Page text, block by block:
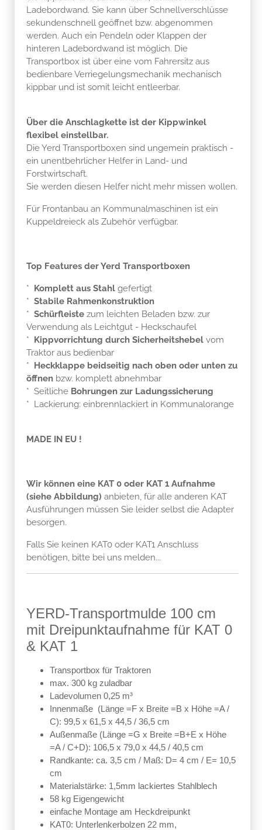
Ladebordwand. Sie kann über Schnellverschlüsse
sekundenschnell geöffnet bzw. abgenommen
werden. Auch ein Pendeln oder Klappen der
hinteren Ladebordwand ist möglich. Die
Transportbox ist über eine vom Fahrersitz aus
bedienbare Verriegelungsmechanik mechanisch
kippbar und ist somit leicht entleerbar.
Über die Anschlagkette ist der Kippwinkel
flexibel einstellbar.
Die Yerd Transportboxen sind ungemein praktisch -
ein unentbehrlicher Helfer in Land- und
Forstwirtschaft.
Sie werden diesen Helfer nicht mehr missen wollen.
Für Frontanbau an Kommunalmaschinen ist ein
Kuppeldreieck als Zubehör verfügbar.
Top Features der Yerd Transportboxen
* Komplett aus Stahl gefertigt
* Stabile Rahmenkonstruktion
* Schürfleiste zum leichten Beladen bzw. zur
Verwendung als Leichtgut - Heckschaufel
* Kippvorrichtung durch Sicherheitshebel vom
Traktor aus bedienbar
* Heckklappe beidseitig nach oben oder unten zu
öffnen bzw. komplett abnehmbar
* Seitliche Bohrungen zur Ladungssicherung
* Lackierung: einbrennlackiert in Kommunalorange
MADE IN EU !
Wir können eine KAT 0 oder KAT 1 Aufnahme
(siehe Abbildung) anbieten, für alle anderen KAT
Ausführungen müssen Sie leider selbst die Adapter
besorgen.
Falls Sie keinen KAT0 oder KAT1 Anschluss
benötigen, bitte bei uns melden...
YERD-Transportmulde 100 cm
mit Dreipunktaufnahme für KAT 0
& KAT 1
Transportbox für Traktoren
max. 300 kg zuladbar
Ladevolumen 0,25 m³
Innenmaße (Länge =F x Breite =B x Höhe =A /
C): 99,5 x 61,5 x 44,5 / 36,5 cm
Außenmaße (Länge =G x Breite =B+E x Höhe
=A / C+D): 106,5 x 79,0 x 44,5 / 40,5 cm
Randkante: ca. 3,5 cm / Maß: D= 4 cm / E= 10,5
cm
Materialstärke: 1,5mm lackiertes Stahlblech
58 kg Eigengewicht
einfache Montage am Heckdreipunkt
KAT0: Unterlenkerbolzen 22 mm,